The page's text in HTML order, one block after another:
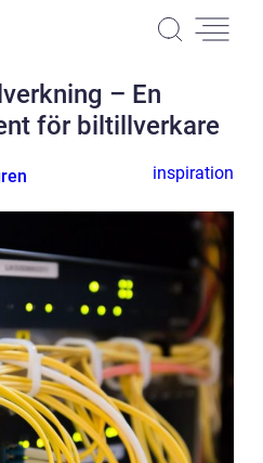
– En
för biltillverkare
inspiration